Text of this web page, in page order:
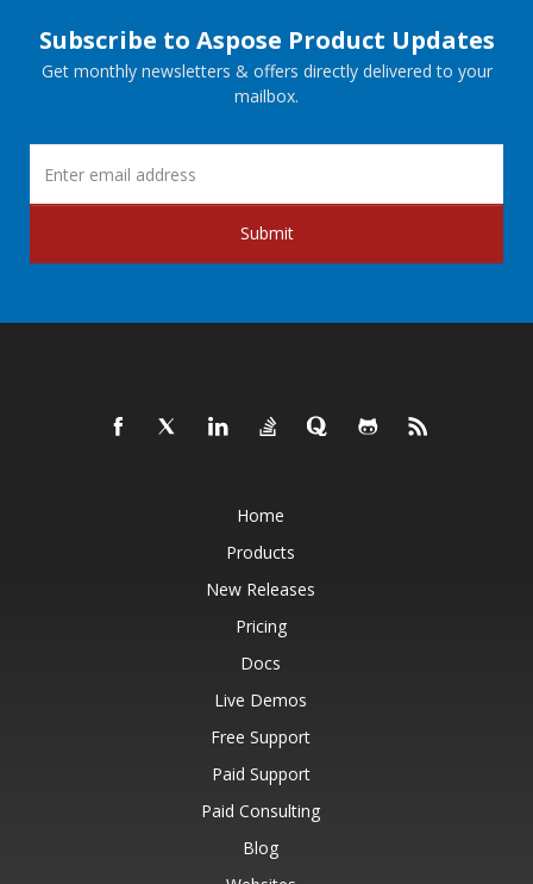
Subscribe to Aspose Product Updates
Get monthly newsletters & offers directly delivered to your
mailbox.
Submit
Home
Products
New Releases
Pricing
Docs
Live Demos
Free Support
Paid Support
Paid Consulting
Blog